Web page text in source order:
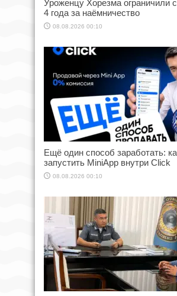
Уроженцу Хорезма ограничили
4 года за наёмничество
08.08.2026 00:10
Ещё один способ заработать:
запустить MiniApp внутри Click
08.08.2026 00:10